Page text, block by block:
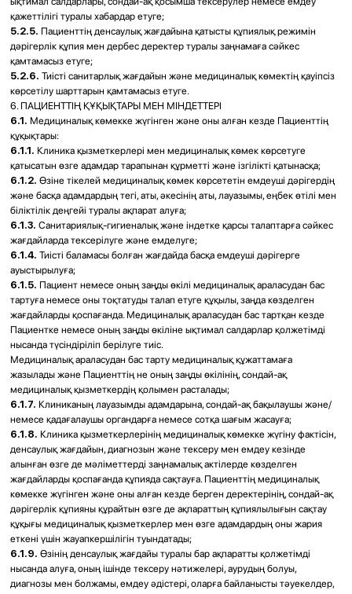
Отзывы
Прайс услуг
СМИ о нас
Блог
Лицензии и сертификаты
Договор оферты
Политика конфеденциальности
Лечение гайморита
Септопластика
Функциональная ринопластика
Эндоскопические операции на пазухах
Лечение храпа
Удаление носовых полипов
Удаление аденоидов
Лечение ангины и тонзиллита
Промывание миндалин
Удаление миндалин
Удаление серных пробок
Лечение хронических воспалений уха
Фониатрия
Компания: ТОО "Лор центр V-ent"
Адрес: Казахстан, Алматы, МИКРОРАЙОН КАЗАХФИЛЬМ, дом 34 А,
кв/офис 39
БИН (ИИН): 170240028015